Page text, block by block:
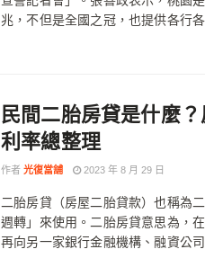
兆，不但是全國之冠，也提供各行
民間二胎房貸是什麼
利率總整理
作者 光復當舖 2023 年 8 月 29 日
二胎房貸（房屋二胎貸款）也稱為
週轉」來使用。二胎房貸意思為，
再向另一家銀行金融機構、融資公